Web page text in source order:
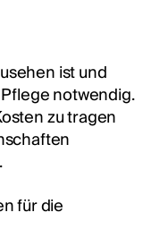
ist und
notwendig.
zu tragen
für die